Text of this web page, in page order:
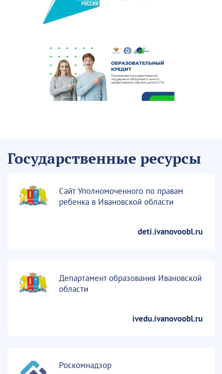
Государственные ресурсы
Сайт Уполномоченного по правам
ребенка в Ивановской области
deti.ivanovoobl.ru
Департамент образования Ивановской
области
ivedu.ivanovoobl.ru
Роскомнадзор